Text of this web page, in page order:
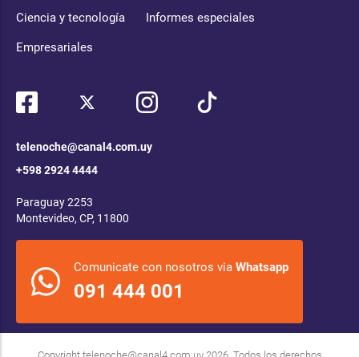
Ciencia y tecnología Informes especiales
Empresariales
telenoche@canal4.com.uy
+598 2924 4444
Paraguay 2253
Montevideo, CP, 11800
Comunicate con nosotros via Whatsapp
091 444 001